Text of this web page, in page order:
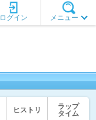
メニュー
ログイン
ヒストリ
ラップ
タイム